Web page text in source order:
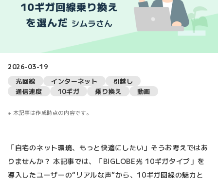
2026-03-19
光回線
インターネット
引越し
通信速度
10ギガ 乗り換え 動画
本記事は作成時点の内容です。
「自宅のネット環境、もっと快適にしたい」そうお考えではあ
りませんか？ 本記事では、「BIGLOBE光 10ギガタイプ」を
導入したユーザーの“リアルな声”から、10ギガ回線の魅力と